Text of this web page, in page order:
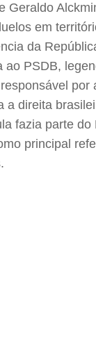
Geraldo
em
da
ao PSDB,
por
a direita
fazia parte do
principal